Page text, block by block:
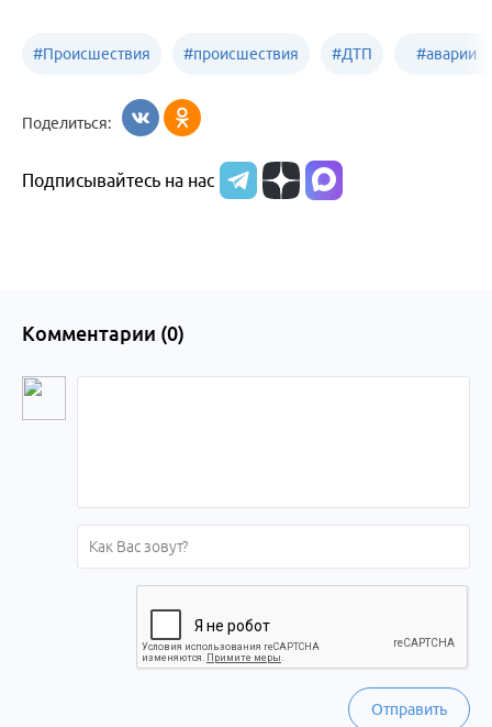
#Происшествия #происшествия
Алтайский край
#ДТП #аварии
Поделиться:
Подписывайтесь на нас
Комментарии (0)
Отправить